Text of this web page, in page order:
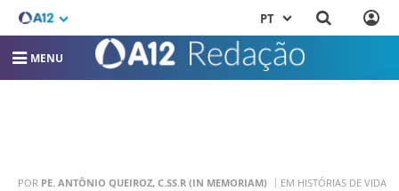
PT
MENU
POR PE. ANTÔNIO QUEIROZ, C.SS.R (IN MEMORIAM)
EM HISTÓRIAS DE VIDA